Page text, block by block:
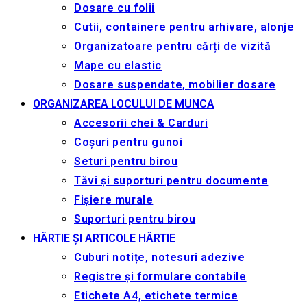
Dosare cu folii
Cutii, containere pentru arhivare, alonje
Organizatoare pentru cărți de vizită
Mape cu elastic
Dosare suspendate, mobilier dosare
ORGANIZAREA LOCULUI DE MUNCA
Accesorii chei & Сarduri
Coșuri pentru gunoi
Seturi pentru birou
Tăvi și suporturi pentru documente
Fișiere murale
Suporturi pentru birou
HÂRTIE ȘI ARTICOLE HÂRTIE
Cuburi notițe, notesuri adezive
Registre și formulare contabile
Etichete A4, etichete termice